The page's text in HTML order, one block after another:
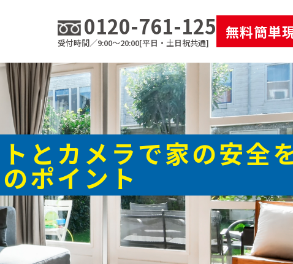
0120-761-125
受付時間／9:00～20:00[平日・土日祝共通]
無料簡単
とカメラで家の安全
ポイント